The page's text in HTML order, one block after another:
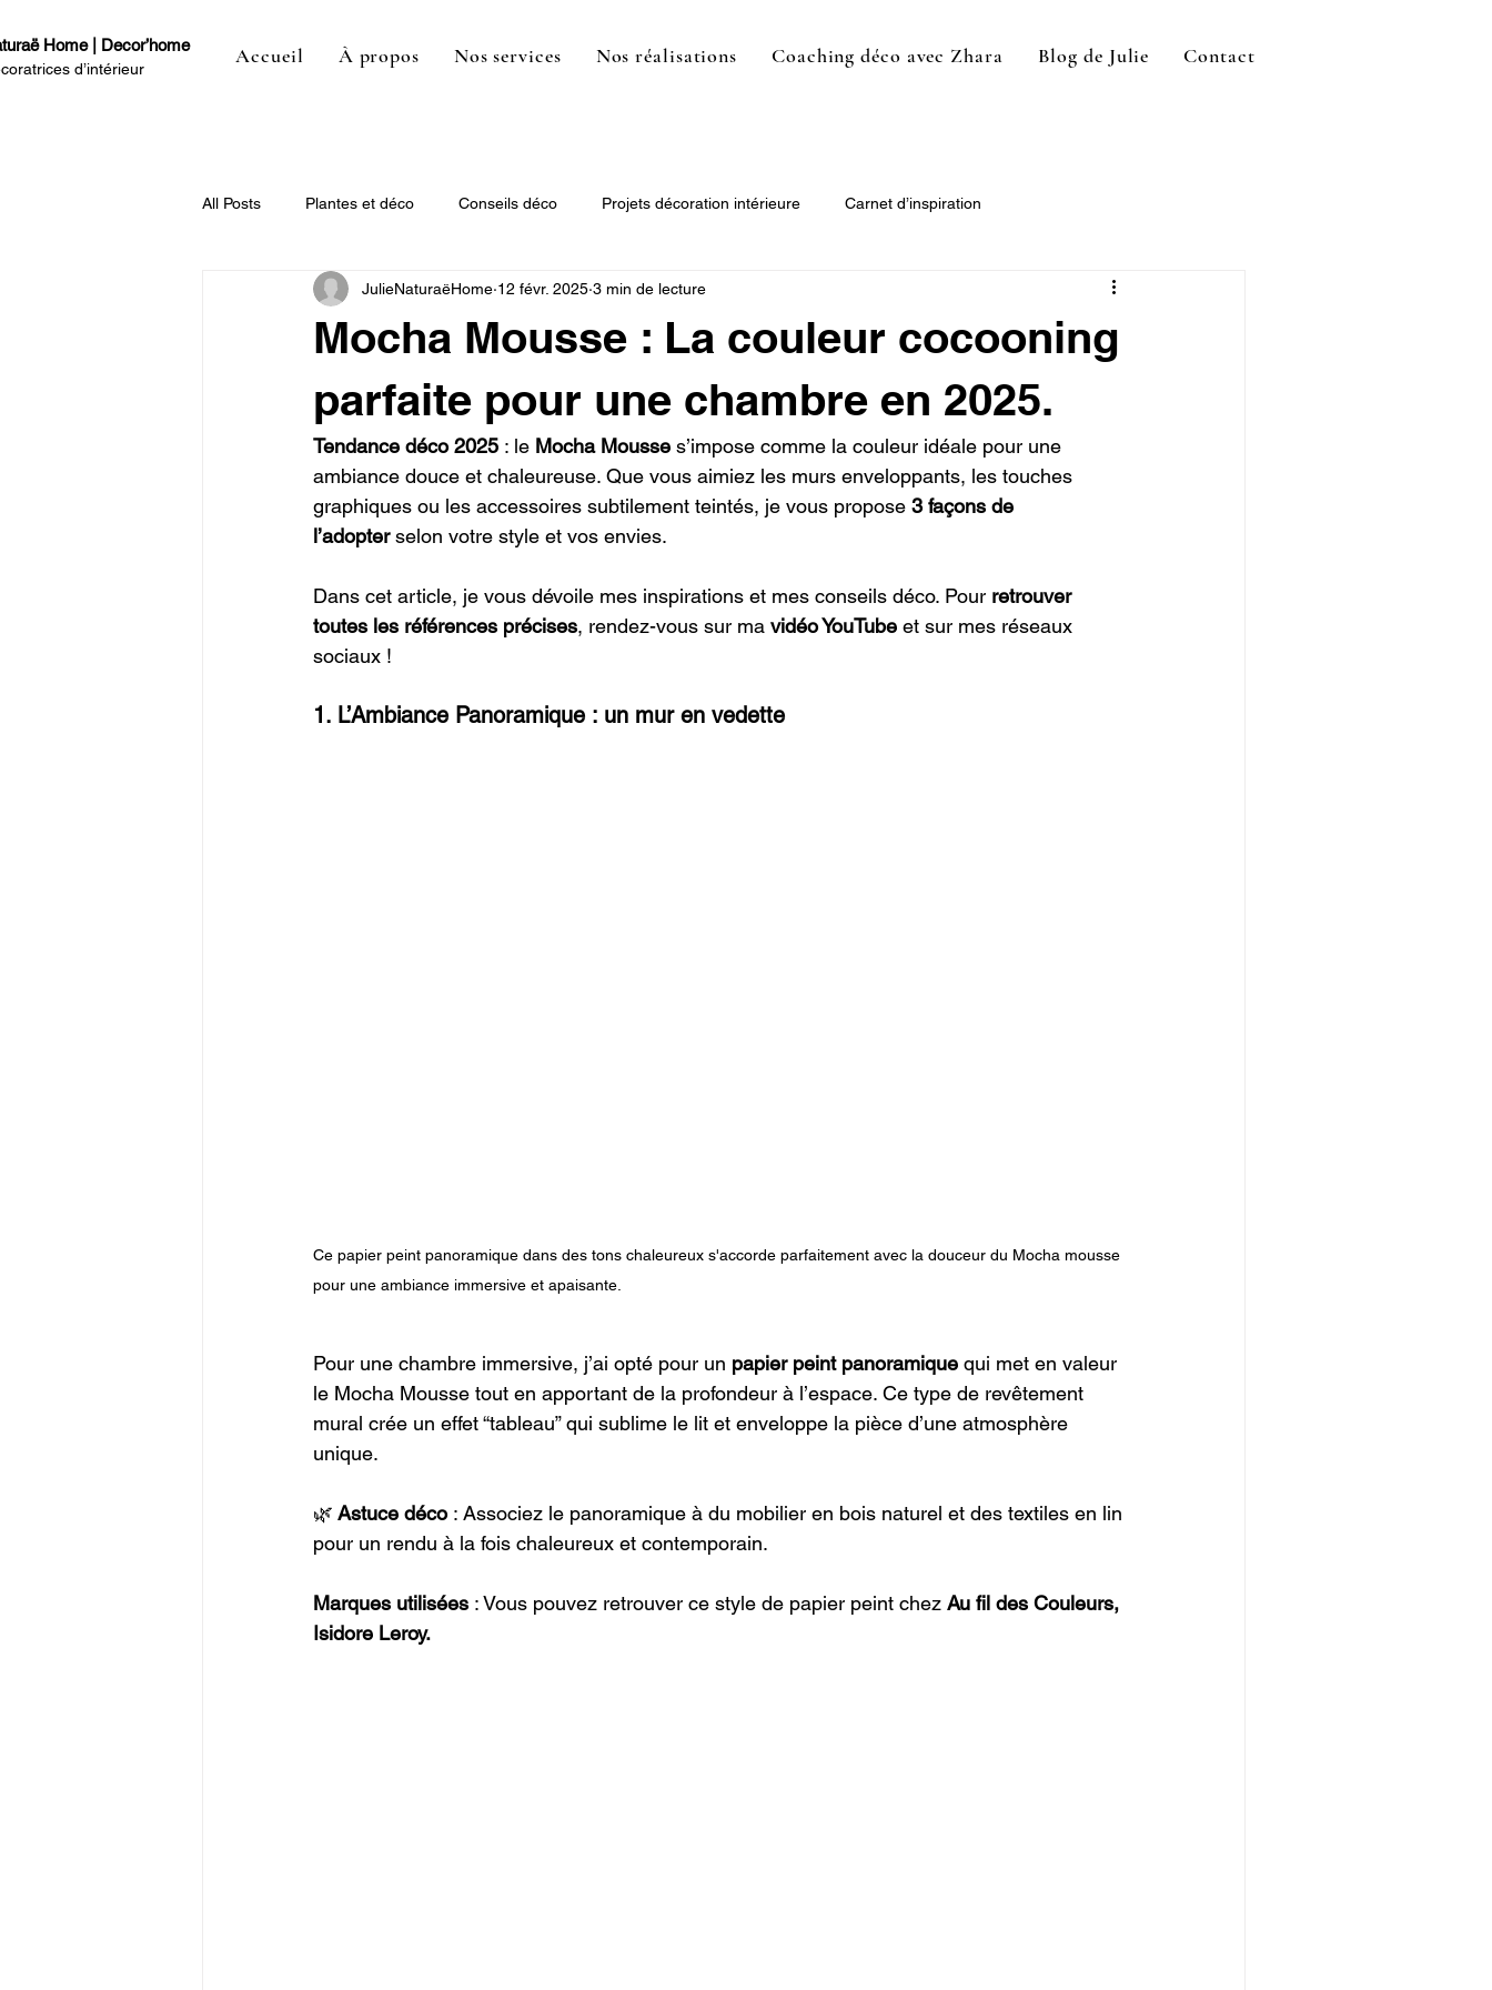
Home | Decor’home
d’intérieur
Accueil À propos Nos services Nos réalisations Coaching déco avec Zhara Blog de Julie Contact
All Posts Plantes et déco Conseils déco Projets décoration intérieure Carnet d’inspiration
Mocha Mousse : La couleur cocooning
parfaite pour une chambre en 2025.
JulieNaturaëHome 12 févr. 2025 3 min de lecture
Tendance déco 2025 : le Mocha Mousse s’impose comme la couleur idéale pour une
ambiance douce et chaleureuse. Que vous aimiez les murs enveloppants, les touches
graphiques ou les accessoires subtilement teintés, je vous propose 3 façons de
l’adopter selon votre style et vos envies.
Dans cet article, je vous dévoile mes inspirations et mes conseils déco. Pour retrouver
toutes les références précises, rendez-vous sur ma vidéo YouTube et sur mes réseaux
sociaux !
1. L’Ambiance Panoramique : un mur en vedette
Ce papier peint panoramique dans des tons chaleureux s'accorde parfaitement avec la douceur du Mocha mousse
pour une ambiance immersive et apaisante.
Pour une chambre immersive, j’ai opté pour un papier peint panoramique qui met en valeur
le Mocha Mousse tout en apportant de la profondeur à l’espace. Ce type de revêtement
mural crée un effet “tableau” qui sublime le lit et enveloppe la pièce d’une atmosphère
unique.
🌿 Astuce déco : Associez le panoramique à du mobilier en bois naturel et des textiles en lin
pour un rendu à la fois chaleureux et contemporain.
Marques utilisées : Vous pouvez retrouver ce style de papier peint chez Au fil des Couleurs,
Isidore Leroy.